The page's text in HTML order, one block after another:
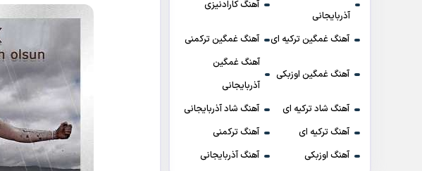
آذربایجانی
آهنگ کارادنیزی
آهنگ غمگین ترکیه ای آهنگ غمگین ترکمنی
آهنگ غمگین اوزبکی
آهنگ غمگین
آذربایجانی
آهنگ شاد ترکیه ای
آهنگ شاد آذربایجانی
آهنگ ترکیه ای
آهنگ ترکمنی
آهنگ اوزبکی
آهنگ آذربایجانی